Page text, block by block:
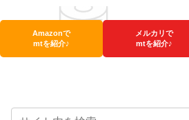
Amazonで
mtを紹介♪
メルカリで
mtを紹介♪